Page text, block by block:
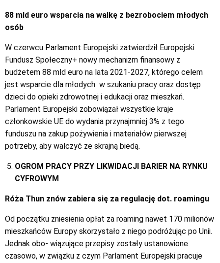
88 mld euro wsparcia na walkę z bezrobociem młodych
osób
W czerwcu Parlament Europejski zatwierdził Europejski
Fundusz Społeczny+ nowy mechanizm finansowy z
budżetem 88 mld euro na lata 2021-2027, którego celem
jest wsparcie dla młodych w szukaniu pracy oraz dostęp
dzieci do opieki zdrowotnej i edukacji oraz mieszkań.
Parlament Europejski zobowiązał wszystkie kraje
członkowskie UE do wydania przynajmniej 3% z tego
funduszu na zakup pożywienia i materiałów pierwszej
potrzeby, aby walczyć ze skrajną biedą.
OGROM PRACY PRZY LIKWIDACJI BARIER NA RYNKU
CYFROWYM
Róża Thun znów zabiera się za regulację dot. roamingu
Od początku zniesienia opłat za roaming nawet 170 milionów
mieszkańców Europy skorzystało z niego podróżując po Unii.
Jednak obo- wiązujące przepisy zostały ustanowione
czasowo, w związku z czym Parlament Europejski pracuje